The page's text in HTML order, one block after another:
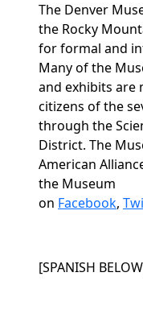
The Denver
the Rocky
for formal and
Many of the
and exhibits are
citizens of the
through the
District. The
American
the Museum
on Facebook,
[SPANISH